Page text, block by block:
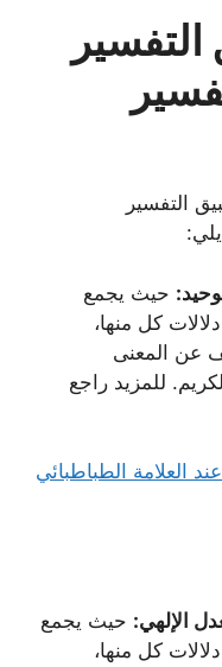
التفسير
حيث يجمع
كل منها،
عن المعنى
للمزيد راجع
العلامة الطباطبائي
الإلهي: حيث يجمع
كل منها،